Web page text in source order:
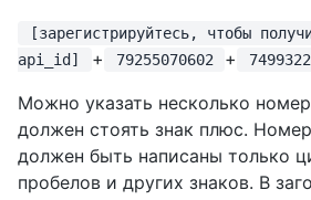
[зарегистрируйтесь, чтобы
api_id]
+ 79255070602 +
Можно указать несколько
должен стоять знак плюс.
должен быть написаны только
пробелов и других знаков. В